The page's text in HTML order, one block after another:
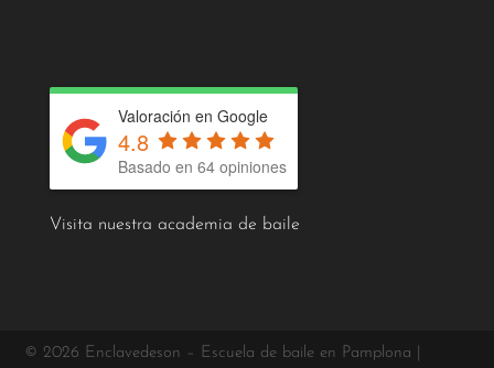
Valoración en Google
4.8
Basado en 64 opiniones
Visita nuestra academia de baile
© 2026 Enclavedeson – Escuela de baile en Pamplona |